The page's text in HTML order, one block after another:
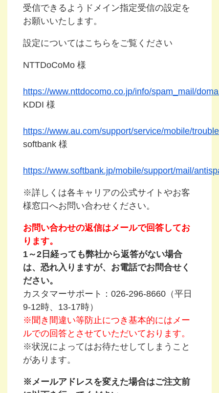
受信できるようドメイン指定受信の設定を
お願いいたします。
設定についてはこちらをご覧ください
NTTDoCoMo 様
https://www.nttdocomo.co.jp/info/spam_mail/
KDDI 様
https://www.au.com/support/service/mobile/
softbank 様
https://www.softbank.jp/mobile/support/mail/
※詳しくは各キャリアの公式サイトやお客
様窓口へお問い合わせください。
お問い合わせの返信はメールで回答してお
ります。
1～2日経っても弊社から返答がない場合
は、恐れ入りますが、お電話でお問合せく
ださい。
カスタマーサポート：026-296-8660（平日
9-12時、13-17時）
※聞き間違い等防止につき基本的にはメー
ルでの回答とさせていただいております。
※状況によってはお待たせしてしまうこと
があります。
※メールアドレスを変えた場合はご注文前